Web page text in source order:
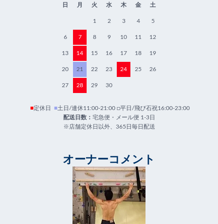
日 月 火 水 木 金 土
1 2 3 4 5
6 7 8 9 10 11 12
13 14 15 16 17 18 19
20 21 22 23 24 25 26
27 28 29 30
■定休日 ■土日/連休11:00-21:00 □平日/飛び石祝16:00-23:00
配送日数： 宅急便・メール便 1-3日
※店舗定休日以外、365日毎日配送
オーナーコメント